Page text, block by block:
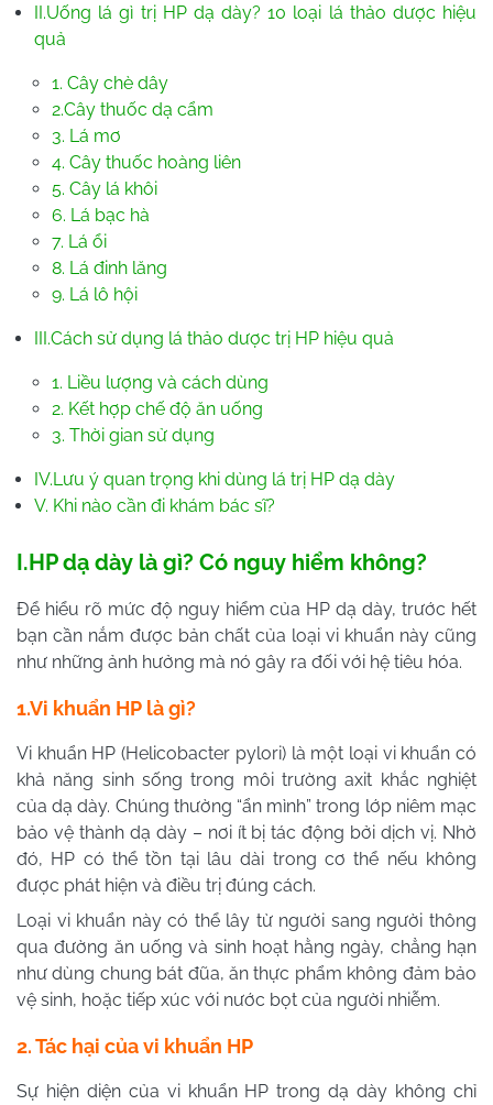
II.Uống lá gì trị HP dạ dày? 10 loại lá thảo dược hiệu
quả
1. Cây chè dây
2.Cây thuốc dạ cẩm
3. Lá mơ
4. Cây thuốc hoàng liên
5. Cây lá khôi
6. Lá bạc hà
7. Lá ổi
8. Lá đinh lăng
9. Lá lô hội
III.Cách sử dụng lá thảo dược trị HP hiệu quả
1. Liều lượng và cách dùng
2. Kết hợp chế độ ăn uống
3. Thời gian sử dụng
IV.Lưu ý quan trọng khi dùng lá trị HP dạ dày
V. Khi nào cần đi khám bác sĩ?
I.HP dạ dày là gì? Có nguy hiểm không?
Để hiểu rõ mức độ nguy hiểm của HP dạ dày, trước hết
bạn cần nắm được bản chất của loại vi khuẩn này cũng
như những ảnh hưởng mà nó gây ra đối với hệ tiêu hóa.
1.Vi khuẩn HP là gì?
Vi khuẩn HP (Helicobacter pylori) là một loại vi khuẩn có
khả năng sinh sống trong môi trường axit khắc nghiệt
của dạ dày. Chúng thường “ẩn mình” trong lớp niêm mạc
bảo vệ thành dạ dày – nơi ít bị tác động bởi dịch vị. Nhờ
đó, HP có thể tồn tại lâu dài trong cơ thể nếu không
được phát hiện và điều trị đúng cách.
Loại vi khuẩn này có thể lây từ người sang người thông
qua đường ăn uống và sinh hoạt hằng ngày, chẳng hạn
như dùng chung bát đũa, ăn thực phẩm không đảm bảo
vệ sinh, hoặc tiếp xúc với nước bọt của người nhiễm.
2. Tác hại của vi khuẩn HP
Sự hiện diện của vi khuẩn HP trong dạ dày không chỉ